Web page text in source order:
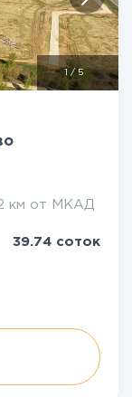
1 / 5
км от МКАД
39.74 соток